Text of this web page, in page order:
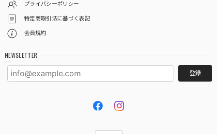
プライバシーポリシー
特定商取引法に基づく表記
会員規約
NEWSLETTER
登録